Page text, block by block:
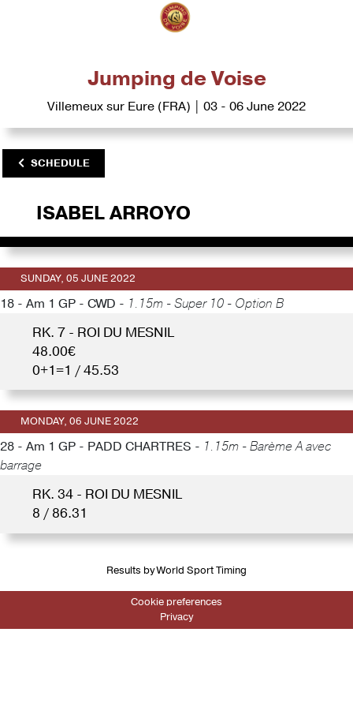
Jumping de Voise
Villemeux sur Eure (FRA) | 03 - 06 June 2022
SCHEDULE
ISABEL ARROYO
SUNDAY, 05 JUNE 2022
18 - Am 1 GP - CWD - 1.15m - Super 10 - Option B
RK. 7 - ROI DU MESNIL
48.00€
0+1=1 / 45.53
MONDAY, 06 JUNE 2022
28 - Am 1 GP - PADD CHARTRES - 1.15m - Barème A avec
barrage
RK. 34 - ROI DU MESNIL
8 / 86.31
Results by World Sport Timing
Cookie preferences
Privacy